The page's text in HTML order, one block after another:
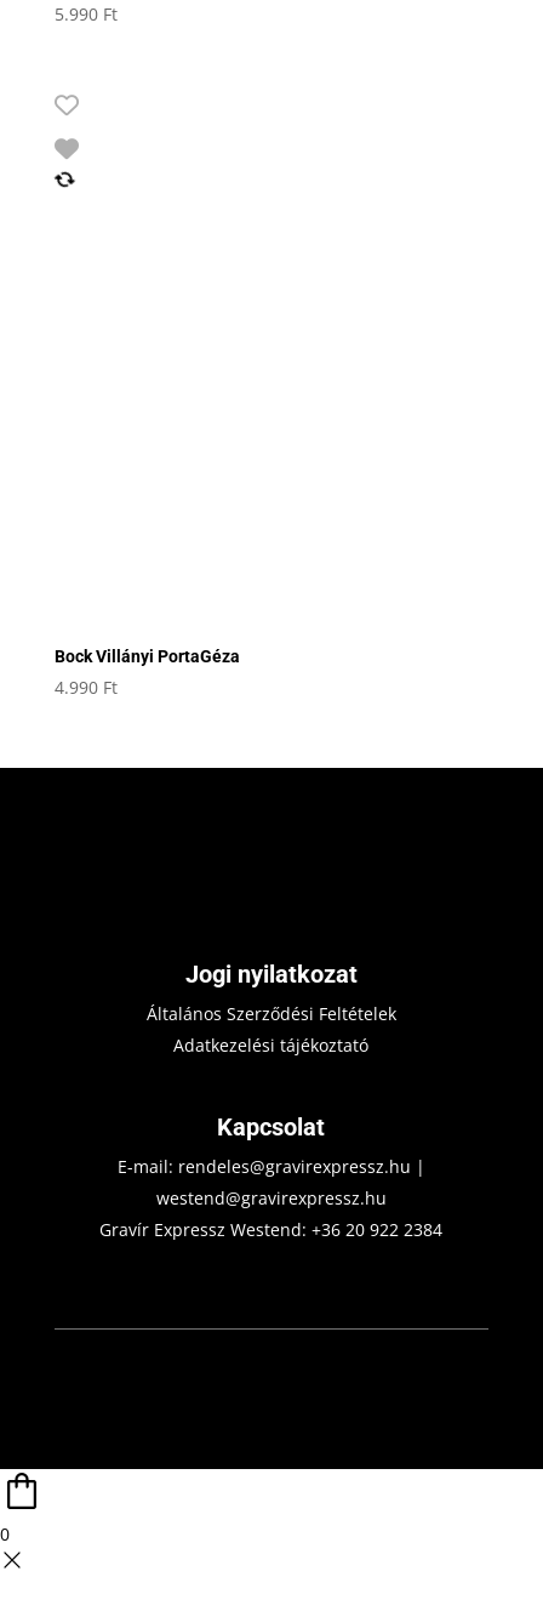
5.990 Ft
Bock Villányi PortaGéza
4.990 Ft
Jogi nyilatkozat
Általános Szerződési Feltételek
Adatkezelési tájékoztató
Kapcsolat
E-mail: rendeles@gravirexpressz.hu |
westend@gravirexpressz.hu
Gravír Expressz Westend:+36 20 922 2384
0